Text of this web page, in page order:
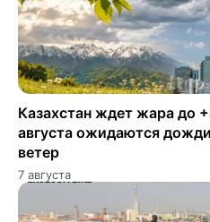
Казахстан ждет жара до
августа ожидаются
ветер
7 августа